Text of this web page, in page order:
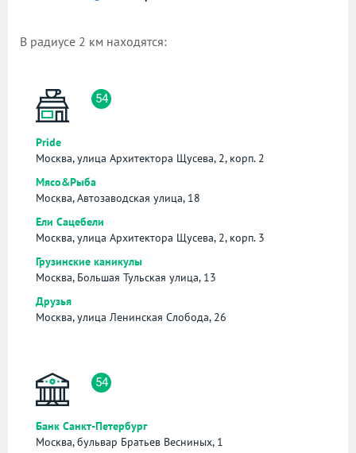
В радиусе 2 км находятся:
54
Pride
Москва, улица Архитектора Щусева, 2, корп. 2
Мясо&Рыба
Москва, Автозаводская улица, 18
Ели Сацебели
Москва, улица Архитектора Щусева, 2, корп. 3
Грузинские каникулы
Москва, Большая Тульская улица, 13
Друзья
Москва, улица Ленинская Слобода, 26
54
Банк Санкт-Петербург
Москва, бульвар Братьев Весниных, 1